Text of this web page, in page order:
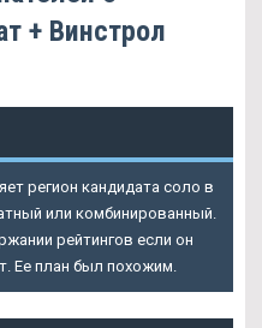
+ Винстрол
регион кандидата соло в
или комбинированный.
рейтингов если он
Ее план был похожим.